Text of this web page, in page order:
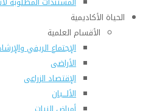
الحياة الأكاديمية
الأقسام العلمية
الإجتماع الريفي
الأراضى
الإقتصاد الزراعى
الألـــبان